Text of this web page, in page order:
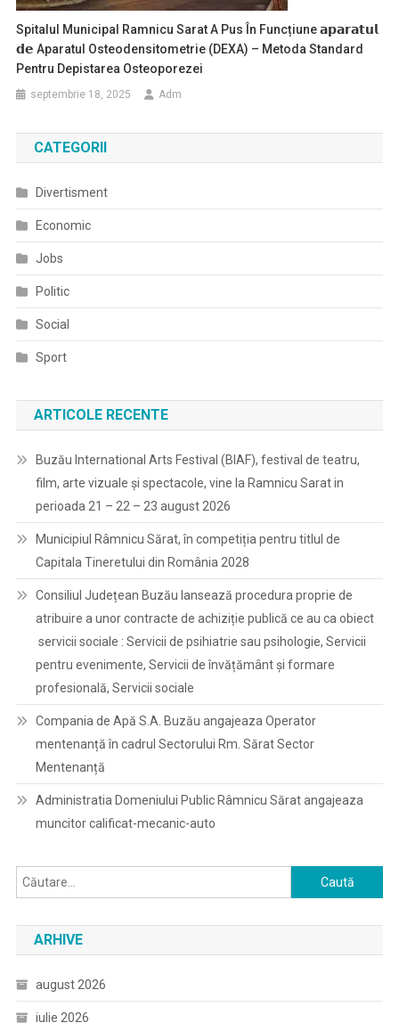
Spitalul Municipal Ramnicu Sarat A Pus În Funcțiune 𝗮𝗽𝗮𝗿𝗮𝘁𝘂𝗹
𝗱𝗲 Aparatul Osteodensitometrie (DEXA) – Metoda Standard
Pentru Depistarea Osteoporezei
septembrie 18, 2025 Adm
CATEGORII
Divertisment
Economic
Jobs
Politic
Social
Sport
ARTICOLE RECENTE
Buzău International Arts Festival (BIAF), festival de teatru,
film, arte vizuale și spectacole, vine la Ramnicu Sarat in
perioada 21 – 22 – 23 august 2026
Municipiul Râmnicu Sărat, în competiția pentru titlul de
Capitala Tineretului din România 2028
Consiliul Județean Buzău lansează procedura proprie de
atribuire a unor contracte de achiziție publică ce au ca obiect
servicii sociale : Servicii de psihiatrie sau psihologie, Servicii
pentru evenimente, Servicii de învățământ și formare
profesională, Servicii sociale
Compania de Apă S.A. Buzău angajeaza Operator
mentenanță în cadrul Sectorului Rm. Sărat Sector
Mentenanță
Administratia Domeniului Public Râmnicu Sărat angajeaza
muncitor calificat-mecanic-auto
Caută
după:
ARHIVE
august 2026
iulie 2026